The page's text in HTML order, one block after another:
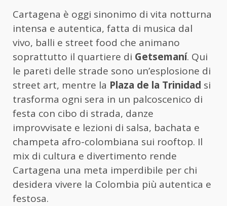
Cartagena è oggi sinonimo di vita notturna
intensa e autentica, fatta di musica dal
vivo, balli e street food che animano
soprattutto il quartiere di Getsemaní. Qui
le pareti delle strade sono un’esplosione di
street art, mentre la Plaza de la Trinidad si
trasforma ogni sera in un palcoscenico di
festa con cibo di strada, danze
improvvisate e lezioni di salsa, bachata e
champeta afro-colombiana sui rooftop. Il
mix di cultura e divertimento rende
Cartagena una meta imperdibile per chi
desidera vivere la Colombia più autentica e
festosa.